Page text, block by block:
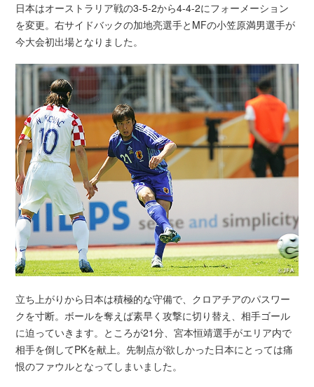
日本はオーストラリア戦の3-5-2から4-4-2にフォーメーション
を変更。右サイドバックの加地亮選手とMFの小笠原満男選手が
今大会初出場となりました。
立ち上がりから日本は積極的な守備で、クロアチアのパスワー
クを寸断。ボールを奪えば素早く攻撃に切り替え、相手ゴール
に迫っていきます。ところが21分、宮本恒靖選手がエリア内で
相手を倒してPKを献上。先制点が欲しかった日本にとっては痛
恨のファウルとなってしまいました。